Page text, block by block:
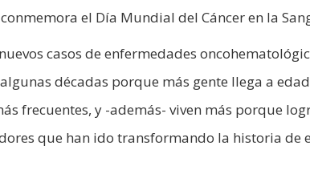
el Día Mundial del Cáncer en la
casos de enfermedades
décadas porque más gente llega a
frecuentes, y -además- viven más porque
que han ido transformando la historia de